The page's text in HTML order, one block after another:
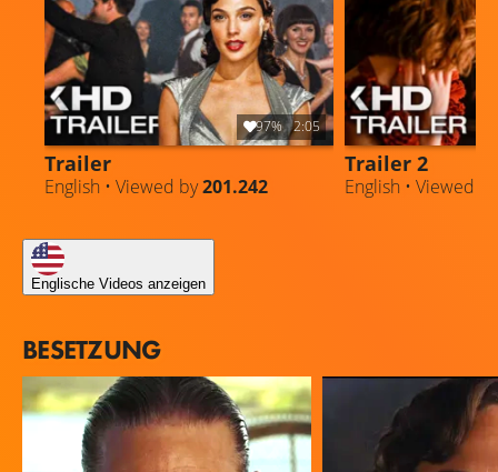
97% 2:05
Trailer
English • Viewed by201.242
Trailer 2
English • Viewed
Englische Videos anzeigen
BESETZUNG